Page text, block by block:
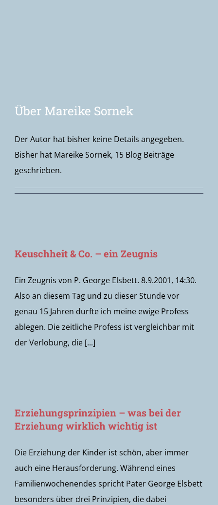
Über Mareike Sornek
Der Autor hat bisher keine Details angegeben.
Bisher hat Mareike Sornek, 15 Blog Beiträge
geschrieben.
Keuschheit & Co. – ein Zeugnis
Ein Zeugnis von P. George Elsbett. 8.9.2001, 14:30.
Also an diesem Tag und zu dieser Stunde vor
genau 15 Jahren durfte ich meine ewige Profess
ablegen. Die zeitliche Profess ist vergleichbar mit
der Verlobung, die [...]
Erziehungsprinzipien – was bei der
Erziehung wirklich wichtig ist
Die Erziehung der Kinder ist schön, aber immer
auch eine Herausforderung. Während eines
Familienwochenendes spricht Pater George Elsbett
besonders über drei Prinzipien, die dabei